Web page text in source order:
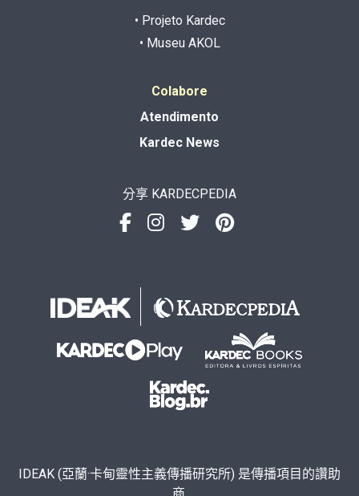
• Projeto Kardec
• Museu AKOL
Colabore
Atendimento
Kardec News
分享 KARDECPEDIA
IDEAK (亞蘭·卡甸靈性主義傳播研究所) 是傳播項目的讚助